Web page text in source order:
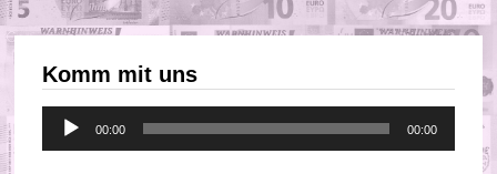
Komm mit uns
Audio-
Player
00:00 00:00